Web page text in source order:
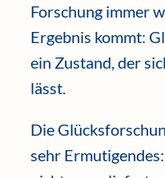
Forschung immer
Ergebnis kommt:
ein Zustand, der
lässt.
Die
sehr